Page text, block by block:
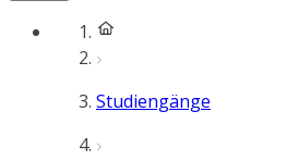
Studiengänge